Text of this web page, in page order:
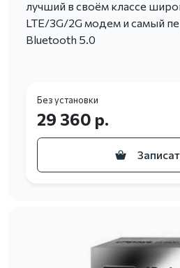
лучший в своём классе
LTE/3G/2G модем и самый
Bluetooth 5.0
Без установки
29 360 р.